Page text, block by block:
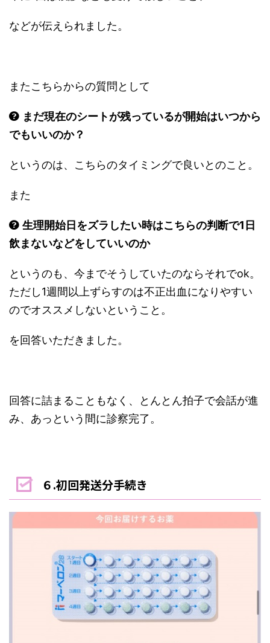
などが伝えられました。
またこちらからの質問として
まだ現在のシートが残っているが開始はいつから
でもいいのか？
というのは、こちらのタイミングで良いとのこと。
また
生理開始日をズラしたい時はこちらの判断で1日
飲まないなどをしていいのか
というのも、今までそうしていたのならそれでok。
ただし1週間以上ずらすのは不正出血になりやすい
のでオススメしないということ。
を回答いただきました。
回答に詰まることもなく、とんとん拍子で会話が進
み、あっという間に診察完了。
６.初回発送分手続き